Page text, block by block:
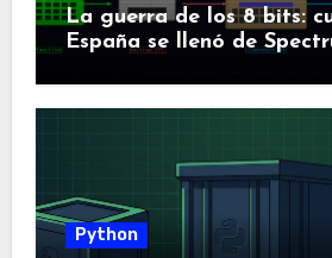
La guerra de los 8 bits:
España se llenó de
Python